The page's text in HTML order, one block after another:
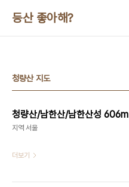
등산 좋아해?
청량산 지도
청량산/남한산/남한산성 606m
지역 서울
더보기